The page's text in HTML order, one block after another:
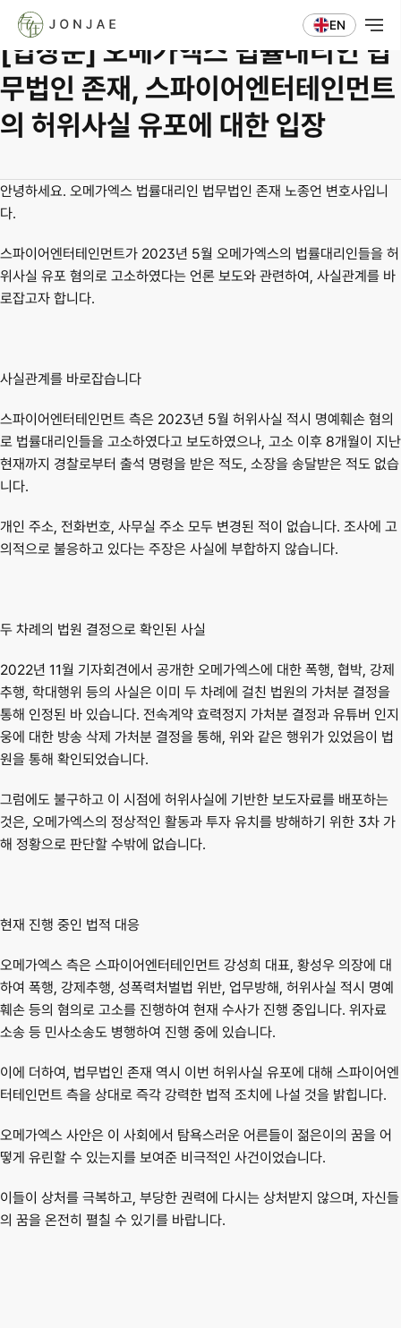
EN
법인소식
[입장문] 오메가엑스 법률대리인 법
무법인 존재, 스파이어엔터테인먼트
의 허위사실 유포에 대한 입장
안녕하세요. 오메가엑스 법률대리인 법무법인 존재 노종언 변호사입니
다.
스파이어엔터테인먼트가 2023년 5월 오메가엑스의 법률대리인들을 허
위사실 유포 혐의로 고소하였다는 언론 보도와 관련하여, 사실관계를 바
로잡고자 합니다.
사실관계를 바로잡습니다
스파이어엔터테인먼트 측은 2023년 5월 허위사실 적시 명예훼손 혐의
로 법률대리인들을 고소하였다고 보도하였으나, 고소 이후 8개월이 지난
현재까지 경찰로부터 출석 명령을 받은 적도, 소장을 송달받은 적도 없습
니다.
개인 주소, 전화번호, 사무실 주소 모두 변경된 적이 없습니다. 조사에 고
의적으로 불응하고 있다는 주장은 사실에 부합하지 않습니다.
두 차례의 법원 결정으로 확인된 사실
2022년 11월 기자회견에서 공개한 오메가엑스에 대한 폭행, 협박, 강제
추행, 학대행위 등의 사실은 이미 두 차례에 걸친 법원의 가처분 결정을
통해 인정된 바 있습니다. 전속계약 효력정지 가처분 결정과 유튜버 인지
웅에 대한 방송 삭제 가처분 결정을 통해, 위와 같은 행위가 있었음이 법
원을 통해 확인되었습니다.
그럼에도 불구하고 이 시점에 허위사실에 기반한 보도자료를 배포하는
것은, 오메가엑스의 정상적인 활동과 투자 유치를 방해하기 위한 3차 가
해 정황으로 판단할 수밖에 없습니다.
현재 진행 중인 법적 대응
오메가엑스 측은 스파이어엔터테인먼트 강성희 대표, 황성우 의장에 대
하여 폭행, 강제추행, 성폭력처벌법 위반, 업무방해, 허위사실 적시 명예
훼손 등의 혐의로 고소를 진행하여 현재 수사가 진행 중입니다. 위자료
소송 등 민사소송도 병행하여 진행 중에 있습니다.
이에 더하여, 법무법인 존재 역시 이번 허위사실 유포에 대해 스파이어엔
터테인먼트 측을 상대로 즉각 강력한 법적 조치에 나설 것을 밝힙니다.
오메가엑스 사안은 이 사회에서 탐욕스러운 어른들이 젊은이의 꿈을 어
떻게 유린할 수 있는지를 보여준 비극적인 사건이었습니다.
이들이 상처를 극복하고, 부당한 권력에 다시는 상처받지 않으며, 자신들
의 꿈을 온전히 펼칠 수 있기를 바랍니다.